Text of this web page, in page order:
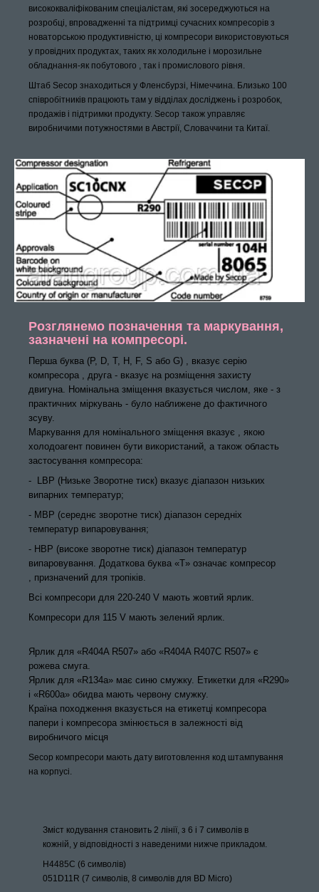
висококваліфікованим спеціалістам, які зосереджуються на
розробці, впровадженні та підтримці сучасних компресорів з
новаторською продуктивністю, ці компресори використовуються
у провідних продуктах, таких як холодильне і морозильне
обладнання-як побутового , так і промислового рівня.
Штаб Secop знаходиться у Фленсбурзі, Німеччина. Близько 100
співробітників працюють там у відділах досліджень і розробок,
продажів і підтримки продукту. Secop також управляє
виробничими потужностями в Австрії, Словаччини та Китаї.
Розглянемо позначення та маркування,
зазначені на компресорі.
Перша буква (P, D, Т, Н, F, S або G) ,
вказує серію
компресора ,
друга - вказує на розміщення захисту
двигуна.
Номінальна зміщення вказується числом, яке - з
практичних міркувань - було наближене до фактичного
зсуву.
Маркування для номінального зміщення вказує ,
якою
холодоагент повинен бути використаний, а також область
застосування компресора:
-
LBP (Низьке Зворотне тиск) вказує діапазон низьких
випарних температур;
- МВР (середнє зворотне тиск) діапазон середніх
температур випаровування;
- НВР (високе зворотне тиск) діапазон температур
випаровування.
Додаткова буква «T» означає компресор
призначений для тропіків.
Всі компресори для 220-240 V мають жовтий ярлик.
Компресори для 115 V мають зелений ярлик.
Ярлик для «R404A R507» або «R404A R407C R507» є
рожева смуга.
Ярлик для «R134a» має синю смужку.
Етикетки для «R290»
і «R600a» обидва мають червону смужку.
Країна походження вказується на етикетці компресора
папери і компресора змінюється в залежності від
виробничого місця
Secop компресори мають дату виготовлення код штампування
на корпусі.
Зміст кодування становить 2 лінії, з 6 і 7 символів в
кожній, у відповідності з наведеними нижче прикладом.
H4485C (6 символів)
051D11R (7 символів, 8 символів для BD Micro)